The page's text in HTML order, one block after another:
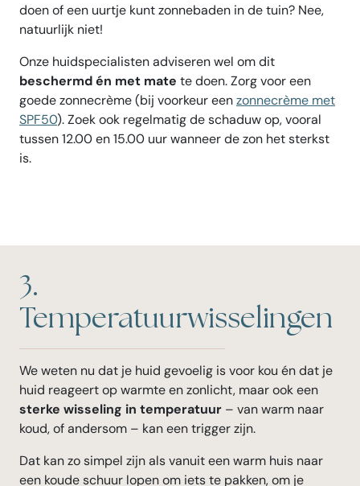
doen of een uurtje kunt zonnebaden in de tuin? Nee,
natuurlijk niet!
Onze huidspecialisten adviseren wel om dit
beschermd én met mate te doen. Zorg voor een
goede zonnecrème (bij voorkeur eenzonnecrème met
SPF50). Zoek ook regelmatig de schaduw op, vooral
tussen 12.00 en 15.00 uur wanneer de zon het sterkst
is.
3.
Temperatuurwisselingen
We weten nu dat je huid gevoelig is voor kou én dat je
huid reageert op warmte en zonlicht, maar ook een
sterke wisseling in temperatuur – van warm naar
koud, of andersom – kan een trigger zijn.
Dat kan zo simpel zijn als vanuit een warm huis naar
een koude schuur lopen om iets te pakken, om je